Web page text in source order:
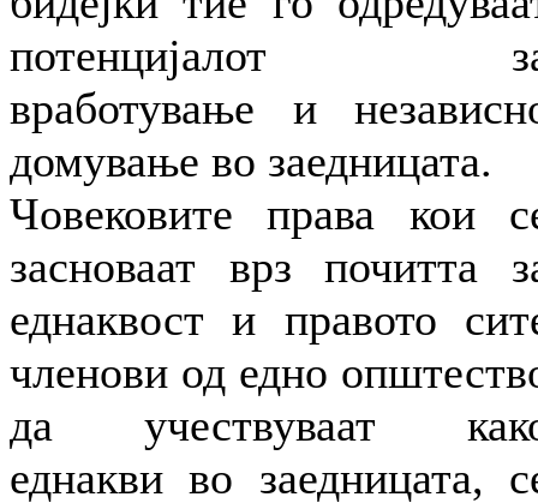
потенцијалот
вработување и
домување во заедницата.
Човековите права кои
засноваат врз почитта
еднаквост и правото
членови од едно
да учествуваат
еднакви во заедницата,